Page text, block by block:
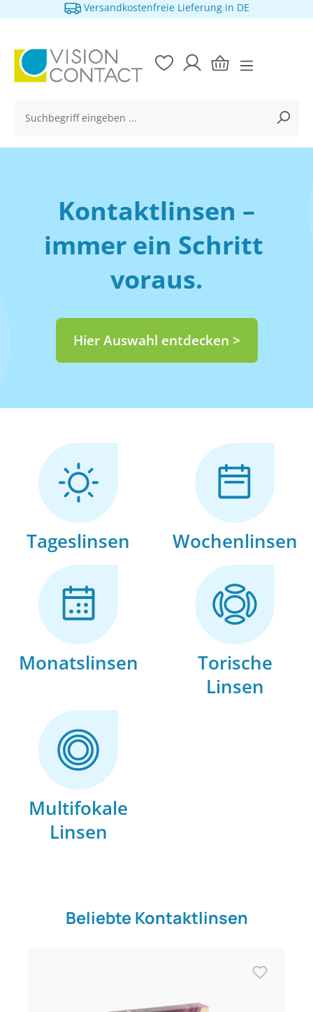
springen
1 Monat Widerrufsrecht
Kontaktlinsen –
immer ein Schritt
voraus.
Hier Auswahl entdecken >
Tageslinsen Wochenlinsen
Monatslinsen
Torische
Linsen
Multifokale
Linsen
Beliebte Kontaktlinsen